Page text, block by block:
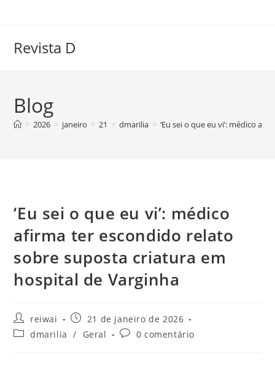
conteúdo
Revista D
Blog
> 2026 > janeiro > 21 > dmarilia > ‘Eu sei o que eu vi’: médico
‘Eu sei o que eu vi’: médico
afirma ter escondido relato
sobre suposta criatura em
hospital de Varginha
Autor
do
post:
reiwai
Post
publicado:
21 de janeiro de 2026
Categoria
dmarilia / Geral
Comentários
0 comentário